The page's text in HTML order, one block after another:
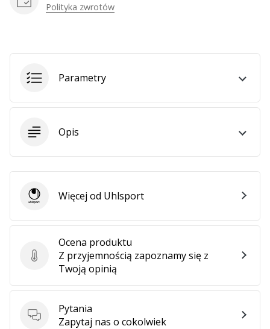
Weplayhandball
Pokaż
wszystkie
artykuły
Polityka zwrotów
Parametry
Opis
Ocena produktu
Ocena produktu
Z przyjemnością zapoznamy się z
Twoją opinią
Pytania
Pytania
Zapytaj nas o cokolwiek
UhlsportWięcej od Uhlsport